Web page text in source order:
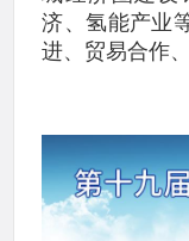
济、氢能产业
进、贸易合作